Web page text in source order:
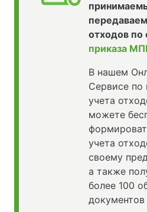
отходов
приказа
В нашем
Сервисе по
учета
можете
учета
своему
а также
более 100
документов